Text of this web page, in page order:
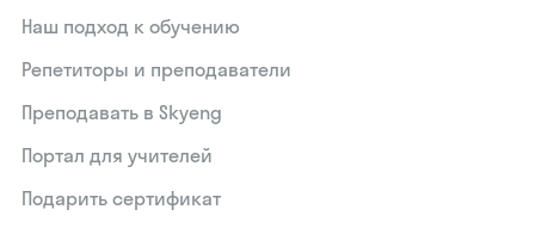
Наш подход к обучению
Репетиторы и преподаватели
Преподавать в Skyeng
Портал для учителей
Подарить сертификат